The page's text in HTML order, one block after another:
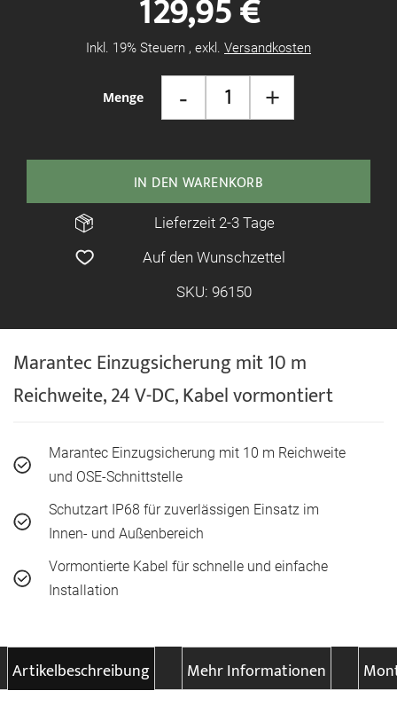
Marantec Einzugsicherung mit 10 m
Reichweite, 24 V-DC, Kabel vormontiert
Menge - +
129,95 €
Inkl. 19% Steuern , exkl. Versandkosten
IN DEN WARENKORB
Lieferzeit 2-3 Tage
Auf den Wunschzettel
SKU: 96150
Marantec Einzugsicherung mit 10 m Reichweite
und OSE-Schnittstelle
Schutzart IP68 für zuverlässigen Einsatz im
Innen- und Außenbereich
Vormontierte Kabel für schnelle und einfache
Installation
Artikelbeschreibung Mehr Informationen